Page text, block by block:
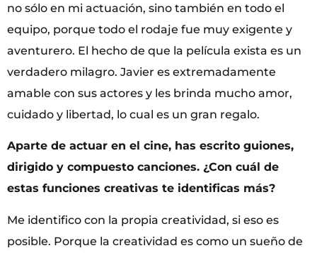
no sólo en mi actuación, sino también en todo el
equipo, porque todo el rodaje fue muy exigente y
aventurero. El hecho de que la película exista es un
verdadero milagro. Javier es extremadamente
amable con sus actores y les brinda mucho amor,
cuidado y libertad, lo cual es un gran regalo.
Aparte de actuar en el cine, has escrito guiones,
dirigido y compuesto canciones. ¿Con cuál de
estas funciones creativas te identificas más?
Me identifico con la propia creatividad, si eso es
posible. Porque la creatividad es como un sueño de